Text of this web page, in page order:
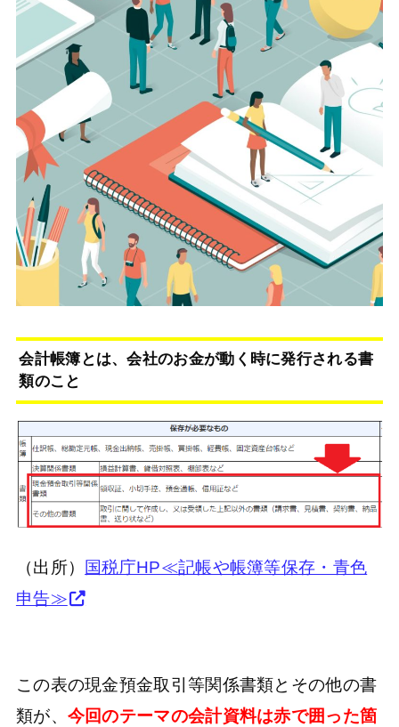
会計帳簿とは、会社のお金が動く時に発行される書
類のこと
（出所）
国税庁HP≪記帳や帳簿等保存・青色
申告≫
この表の現金預金取引等関係書類とその他の書
類が、 今回のテーマの会計資料は赤で囲った箇